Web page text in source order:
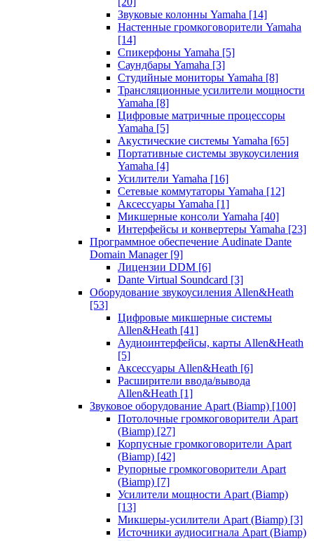
Звуковые колонны Yamaha [14]
Настенные громкоговорители Yamaha
[14]
Спикерфоны Yamaha [5]
Саундбары Yamaha [3]
Студийные мониторы Yamaha [8]
Трансляционные усилители мощности
Yamaha [8]
Цифровые матричные процессоры
Yamaha [5]
Акустические системы Yamaha [65]
Портативные системы звукоусиления
Yamaha [4]
Усилители Yamaha [16]
Сетевые коммутаторы Yamaha [12]
Аксессуары Yamaha [1]
Микшерные консоли Yamaha [40]
Интерфейсы и конвертеры Yamaha [23]
Программное обеспечение Audinate Dante
Domain Manager [9]
Лицензии DDM [6]
Dante Virtual Soundcard [3]
Оборудование звукоусиления Allen&Heath
[53]
Цифровые микшерные системы
Allen&Heath [41]
Аудиоинтерфейсы, карты Allen&Heath
[5]
Аксессуары Allen&Heath [6]
Расширители ввода/вывода
Allen&Heath [1]
Звуковое оборудование Apart (Biamp) [100]
Потолочные громкоговорители Apart
(Biamp) [27]
Корпусные громкоговорители Apart
(Biamp) [42]
Рупорные громкоговорители Apart
(Biamp) [7]
Усилители мощности Apart (Biamp)
[13]
Микшеры-усилители Apart (Biamp) [3]
Источники аудиосигнала Apart (Biamp)